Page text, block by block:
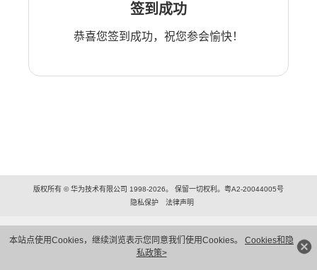
本站点使用Cookies，继续浏览表示您同意我们使用Cookies。 Cookies和隐
私政策>
签到成功
恭喜您签到成功，祝您参会愉快！
版权所有 © 华为技术有限公司 1998-2026。 保留一切权利。粤A2-20044005号
隐私保护
法律声明